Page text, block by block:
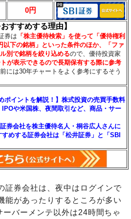
0円
すすめする理由】
券は 「株主優待検索」を使って「優待権利
以下の銘柄」といった条件のほか、「ファ
別で銘柄を絞り込めるので、優待投資家
が表示できるので長期保有する際に参考
には30年チャートをよく参考にするそう
イントを解説！】株式投資の売買手数料
や米国株、夜間取引など、商品・サー
券会社を株主優待名人・桐谷広人さんに
めする証券会社は「松井証券」と「SBI
券会社は、夜中はログインで
能があったりするところが多い
ーバーメンテ以外は24時間ちゃ